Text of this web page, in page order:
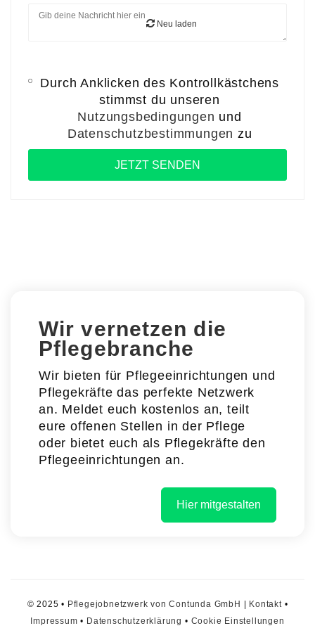
Neu laden
Durch Anklicken des Kontrollkästchens
stimmst du unseren
Nutzungsbedingungen und
Datenschutzbestimmungen zu
Wir vernetzen die
Pflegebranche
Wir bieten für Pflegeeinrichtungen und
Pflegekräfte das perfekte Netzwerk
an. Meldet euch kostenlos an, teilt
eure offenen Stellen in der Pflege
oder bietet euch als Pflegekräfte den
Pflegeeinrichtungen an.
Hier mitgestalten
© 2025 • Pflegejobnetzwerk von Contunda GmbH Kontakt•
Impressum • Datenschutzerklärung • Cookie Einstellungen